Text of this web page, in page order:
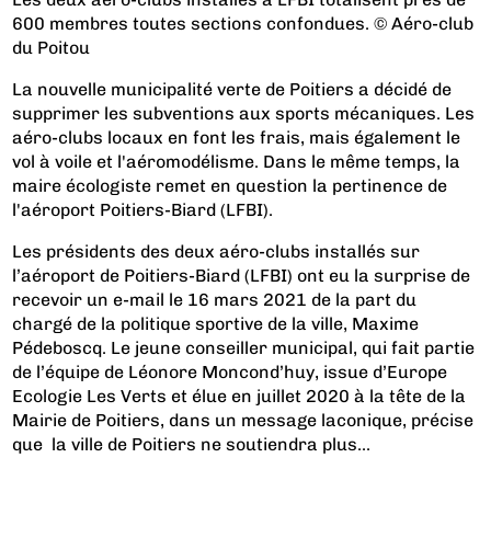
600 membres toutes sections confondues. © Aéro-club
du Poitou
La nouvelle municipalité verte de Poitiers a décidé de
supprimer les subventions aux sports mécaniques. Les
aéro-clubs locaux en font les frais, mais également le
vol à voile et l'aéromodélisme. Dans le même temps, la
maire écologiste remet en question la pertinence de
l'aéroport Poitiers-Biard (LFBI).
Les présidents des deux aéro-clubs installés sur
l’aéroport de Poitiers-Biard (LFBI) ont eu la surprise de
recevoir un e-mail le 16 mars 2021 de la part du
chargé de la politique sportive de la ville, Maxime
Pédeboscq. Le jeune conseiller municipal, qui fait partie
de l’équipe de Léonore Moncond’huy, issue d’Europe
Ecologie Les Verts et élue en juillet 2020 à la tête de la
Mairie de Poitiers, dans un message laconique, précise
que la ville de Poitiers ne soutiendra plus...